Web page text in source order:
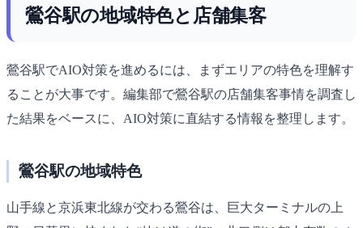
鶯谷駅の地域特色と店舗集客
鶯谷駅でAIO対策を進めるには、まずエリアの特色を理解す
ることが大事です。編集部で鶯谷駅の店舗集客事情を調査し
た結果をベースに、AIO対策に直結する情報を整理します。
鶯谷駅の地域特色
山手線と京浜東北線が交わる鶯谷は、巨大ターミナルの上